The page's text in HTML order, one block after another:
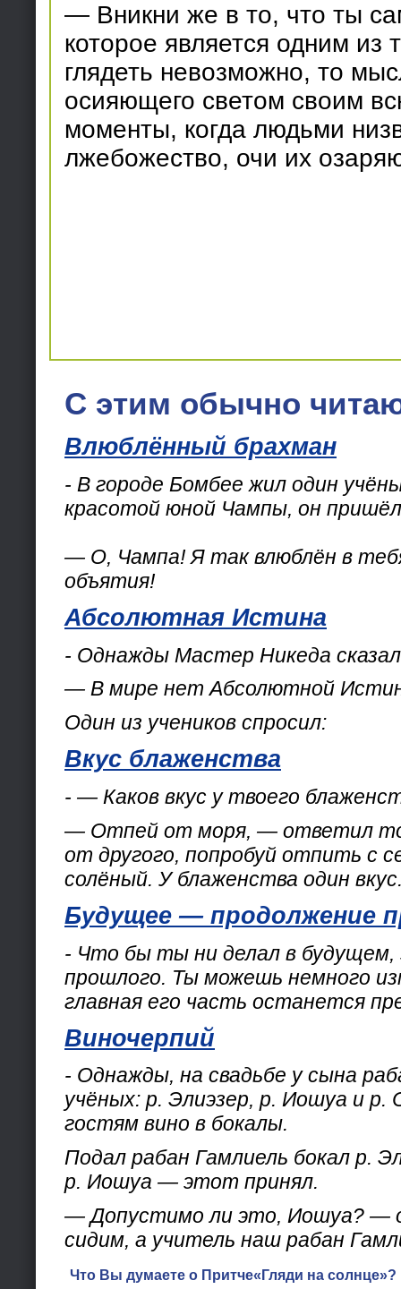
— Вникни же в то, что ты
которое является одним из
глядеть невозможно, то
осияющего светом своим
моменты, когда людьми
лжебожество, очи их
С этим обычно
Влюблённый брахман
- В городе Бомбее жил один
красотой юной Чампы, он
— О, Чампа! Я так влюблён в
объятия!
Абсолютная Истина
- Однажды Мастер Никеда
— В мире нет Абсолютной
Один из учеников спросил:
Вкус блаженства
- — Каков вкус у твоего
— Отпей от моря, — ответил
от другого, попробуй отпить с
солёный. У блаженства один
Будущее — продолжение
- Что бы ты ни делал в будущем,
прошлого. Ты можешь немного
главная его часть останется
Виночерпий
- Однажды, на свадьбе у сына
учёных: р. Элиэзер, р. Иошуа и р.
гостям вино в бокалы.
Подал рабан Гамлиель бокал р.
р. Иошуа — этот принял.
— Допустимо ли это, Иошуа? —
сидим, а учитель наш рабан
Что Вы думаете о Притче«Гляди на солнце»?